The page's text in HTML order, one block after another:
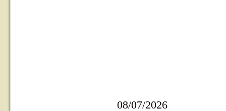
08/07/2026